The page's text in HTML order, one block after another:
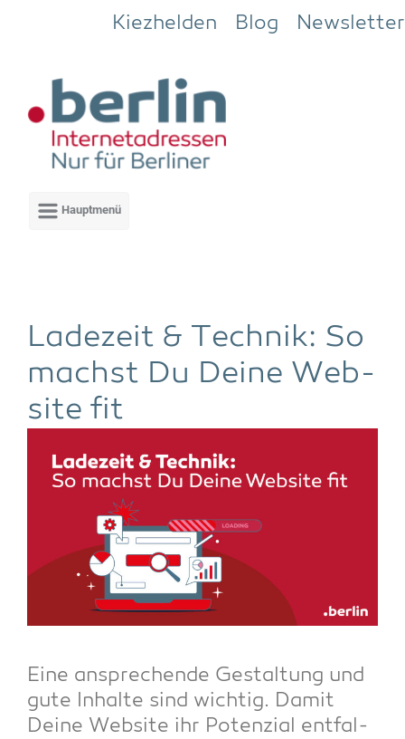
Zum Hauptinhalt springen
Kiezhelden Blog Newsletter
Lade­zeit & Tech­nik: So
machst Du Dei­ne Web­
site fit
Eine anspre­chen­de Gestal­tung und
gute Inhal­te sind wich­tig. Damit
Dei­ne Web­site ihr Poten­zi­al ent­fal­